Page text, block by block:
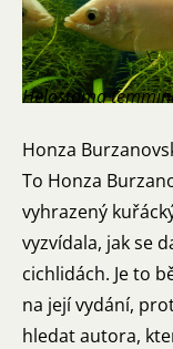
Helostoma
Honza
To Honza
vyhrazený
vyzvídala, jak se
cichlidách. Je to
na její vydání,
hledat autora,